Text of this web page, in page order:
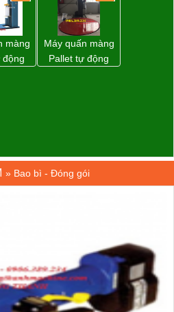
màng
động
Máy quấn màng
Pallet tự động
» Bao bì - Đóng gói